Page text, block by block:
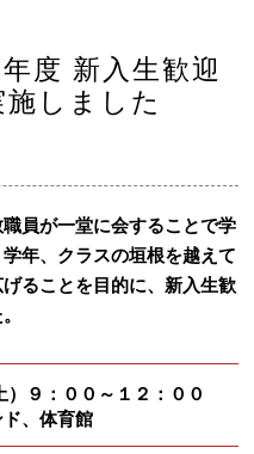
度 新入生歓迎
しました
員が一堂に会することで学
年、クラスの垣根を越えて
ることを目的に、新入生歓
９：００～１２：００
、体育館